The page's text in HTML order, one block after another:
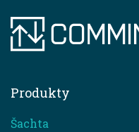
Produkty
Šachta